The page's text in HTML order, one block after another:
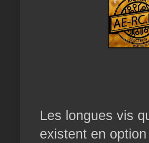
Les longues vis
existent en